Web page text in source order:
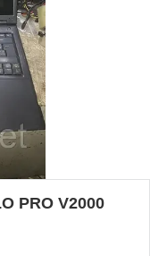
PRO V2000